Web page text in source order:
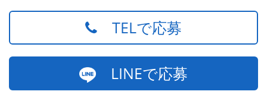
TELで応募
LINEで応募